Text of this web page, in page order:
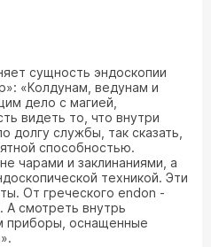
сущность эндоскопии
«Колдунам, ведунам и
дело с магией,
видеть то, что внутри
долгу службы, так сказать,
способностью.
чарами и заклинаниями, а
техникой. Эти
От греческого endon -
смотреть внутрь
приборы, оснащенные